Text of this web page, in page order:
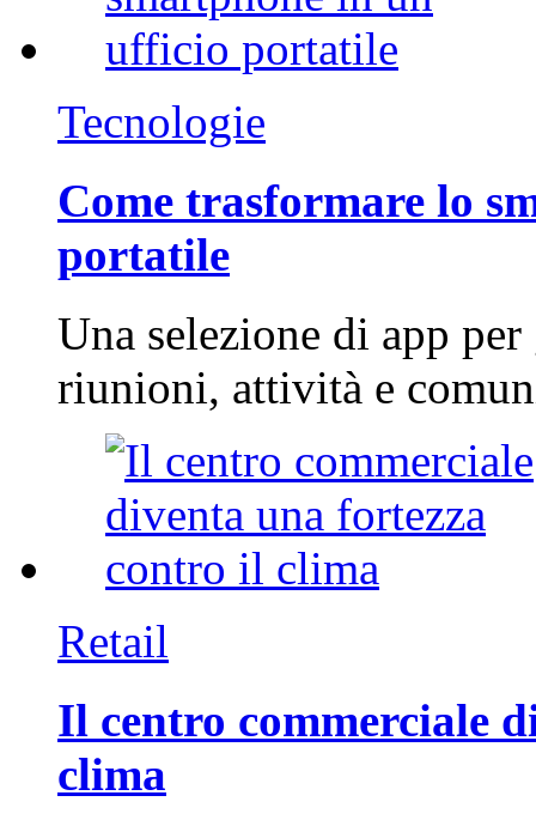
Tecnologie
Come trasformare lo
portatile
Una selezione di app
riunioni, attività e
Retail
Il centro commerciale
clima